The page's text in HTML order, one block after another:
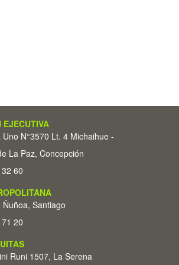
EJECUTIVA
N°3570 Lt. 4 Michaihue -
La Paz, Concepción
60
Santiago
20
Runi 1507, La Serena